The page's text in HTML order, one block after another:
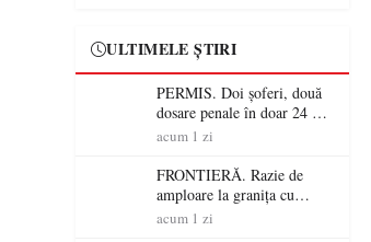
ULTIMELE ȘTIRI
PERMIS. Doi șoferi, două
dosare penale în doar 24 de
ore la Petea! Unul avea
nu a avut niciodată permis
acum 1 zi
FRONTIERĂ. Razie de
amploare la granița cu
Ungaria! 800 de persoane și
acum 1 zi